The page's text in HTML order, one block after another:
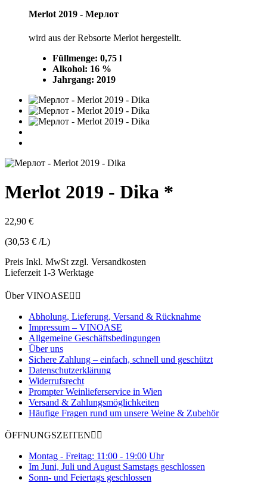
Merlot 2019 - Mерлот
wird aus der Rebsorte Merlot hergestellt.
Füllmenge: 0,75 l
Alkohol: 16 %
Jahrgang: 2019
Merlot 2019 - Dika *
22,90 €
(30,53 € /L)
Preis Inkl. MwSt zzgl. Versandkosten
Lieferzeit 1-3 Werktage
Über VINOASE 
Abholung, Lieferung, Versand & Rücknahme
Impressum – VINOASE
Allgemeine Geschäftsbedingungen
Über uns
Sichere Zahlung – einfach, schnell und geschützt
Datenschutzerklärung
Widerrufsrecht
Prompter Weinlieferservice in Wien
Versand & Zahlungsmöglichkeiten
Häufige Fragen rund um unsere Weine & Zubehör
ÖFFNUNGSZEITEN 
Montag - Freitag: 11:00 - 19:00 Uhr
Im Juni, Juli und August Samstags geschlossen
Sonn- und Feiertags geschlossen